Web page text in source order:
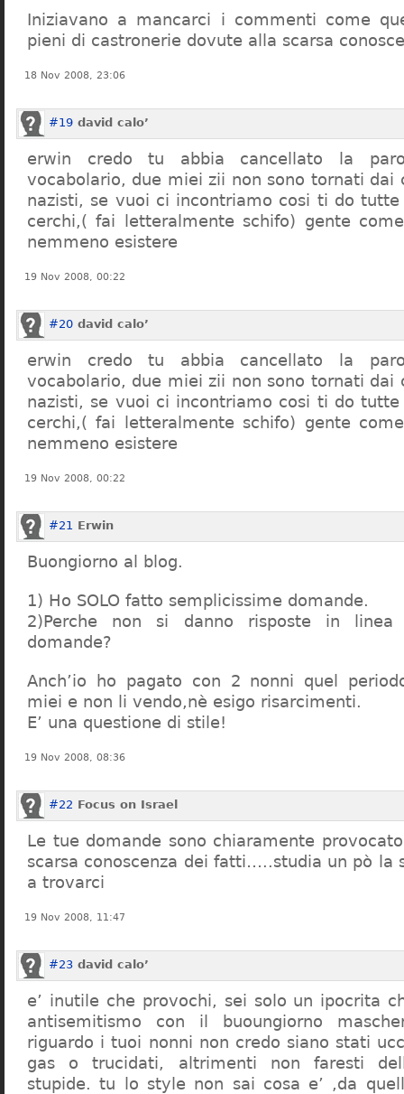
Iniziavano a mancarci i commenti come
pieni di castronerie dovute alla scarsa
18 Nov 2008, 23:06
#19 david calo’
erwin credo tu abbia cancellato la
vocabolario, due miei zii non sono tornati dai
nazisti, se vuoi ci incontriamo cosi ti do tutte
cerchi,( fai letteralmente schifo) gente
nemmeno esistere
19 Nov 2008, 00:22
#20 david calo’
erwin credo tu abbia cancellato la
vocabolario, due miei zii non sono tornati dai
nazisti, se vuoi ci incontriamo cosi ti do tutte
cerchi,( fai letteralmente schifo) gente
nemmeno esistere
19 Nov 2008, 00:22
#21 Erwin
Buongiorno al blog.
1) Ho SOLO fatto semplicissime domande.
2)Perche non si danno risposte in
domande?
Anch’io ho pagato con 2 nonni quel
miei e non li vendo,nè esigo risarcimenti.
E’ una questione di stile!
19 Nov 2008, 08:36
#22 Focus on Israel
Le tue domande sono chiaramente
scarsa conoscenza dei fatti…..studia un pò la
a trovarci
19 Nov 2008, 11:47
#23 david calo’
e’ inutile che provochi, sei solo un ipocrita
antisemitismo con il buoungiorno
riguardo i tuoi nonni non credo siano stati
gas o trucidati, altrimenti non faresti
stupide. tu lo style non sai cosa e’ ,da